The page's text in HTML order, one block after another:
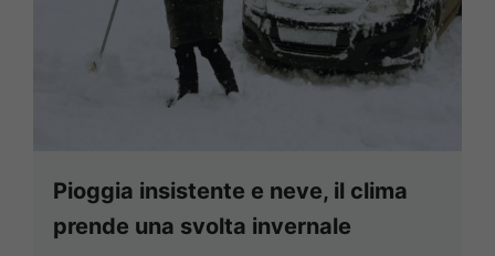
Pioggia insistente e neve, il clima
prende una svolta invernale